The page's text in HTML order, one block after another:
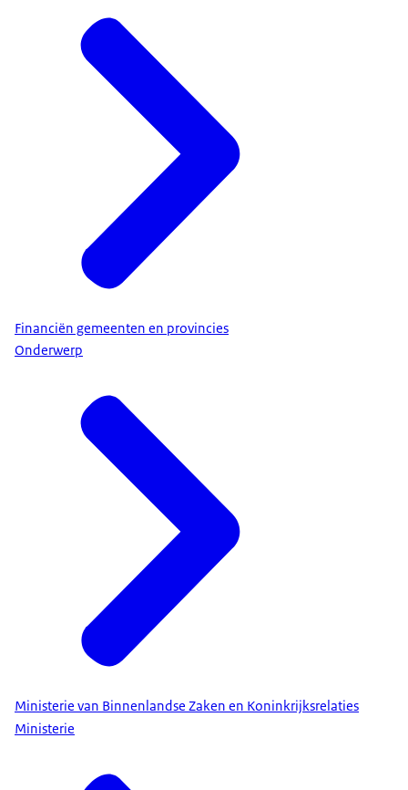
Financiën gemeenten en provincies
Onderwerp
Ministerie van Binnenlandse Zaken en Koninkrijksrelaties
Ministerie